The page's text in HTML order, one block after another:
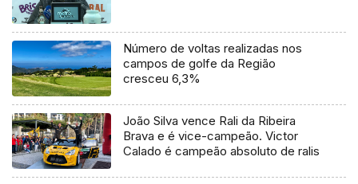
Número de voltas realizadas nos
campos de golfe da Região
cresceu 6,3%
João Silva vence Rali da Ribeira
Brava e é vice-campeão. Victor
Calado é campeão absoluto de ralis